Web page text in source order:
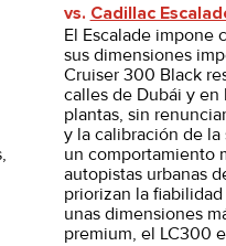
vs. Cadillac
El Escalade impone
sus dimensiones
Cruiser 300 Black
calles de Dubái y en
plantas, sin
y la calibración de
un comportamiento
autopistas urbanas
priorizan la
unas dimensiones
premium, el LC300